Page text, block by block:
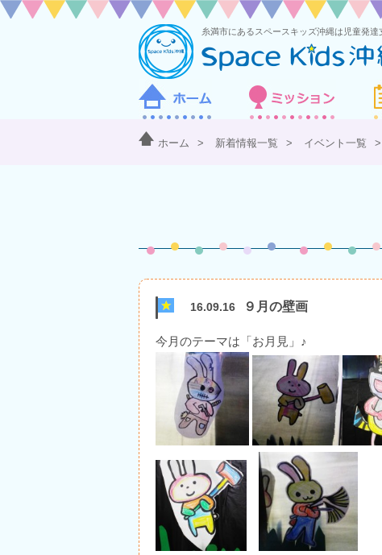
ホーム > 新着情報一覧 > イベント一覧 >
16.09.16 ９月の壁画
今月のテーマは「お月見」♪